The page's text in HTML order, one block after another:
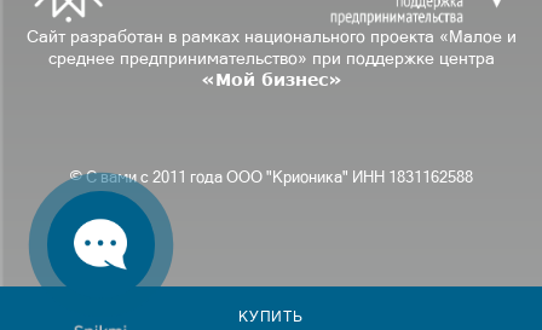
КУПИТЬ
Сайт разработан в рамках национального проекта «Малое и
среднее предпринимательство» при поддержке центра
«Мой бизнес»
© С вами с 2011 года ООО "Крионика" ИНН 1831162588